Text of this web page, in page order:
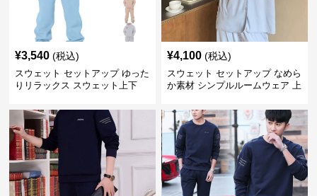
¥3,540 (税込)
スウェット セットアップ ゆった
りリラックス スウェット上下
¥4,100 (税込)
スウェット セットアップ なめら
か素材 シンプルルームウェア 上